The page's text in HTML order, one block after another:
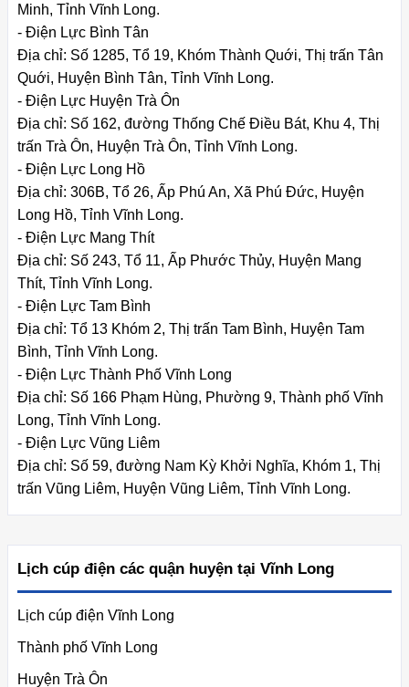
Minh, Tỉnh Vĩnh Long.
- Điện Lực Bình Tân
Địa chỉ: Số 1285, Tổ 19, Khóm Thành Quới, Thị trấn Tân
Quới, Huyện Bình Tân, Tỉnh Vĩnh Long.
- Điện Lực Huyện Trà Ôn
Địa chỉ: Số 162, đường Thống Chế Điều Bát, Khu 4, Thị
trấn Trà Ôn, Huyện Trà Ôn, Tỉnh Vĩnh Long.
- Điện Lực Long Hồ
Địa chỉ: 306B, Tổ 26, Ấp Phú An, Xã Phú Đức, Huyện
Long Hồ, Tỉnh Vĩnh Long.
- Điện Lực Mang Thít
Địa chỉ: Số 243, Tổ 11, Ấp Phước Thủy, Huyện Mang
Thít, Tỉnh Vĩnh Long.
- Điện Lực Tam Bình
Địa chỉ: Tổ 13 Khóm 2, Thị trấn Tam Bình, Huyện Tam
Bình, Tỉnh Vĩnh Long.
- Điện Lực Thành Phố Vĩnh Long
Địa chỉ: Số 166 Phạm Hùng, Phường 9, Thành phố Vĩnh
Long, Tỉnh Vĩnh Long.
- Điện Lực Vũng Liêm
Địa chỉ: Số 59, đường Nam Kỳ Khởi Nghĩa, Khóm 1, Thị
trấn Vũng Liêm, Huyện Vũng Liêm, Tỉnh Vĩnh Long.
Lịch cúp điện các quận huyện tại Vĩnh Long
Lịch cúp điện Vĩnh Long
Thành phố Vĩnh Long
Huyện Trà Ôn